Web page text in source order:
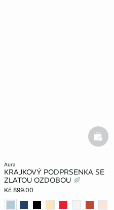
aura
KRAJKOVÝ PODPRSENKA SE
ZLATOU OZDOBOU
Kč 899.00